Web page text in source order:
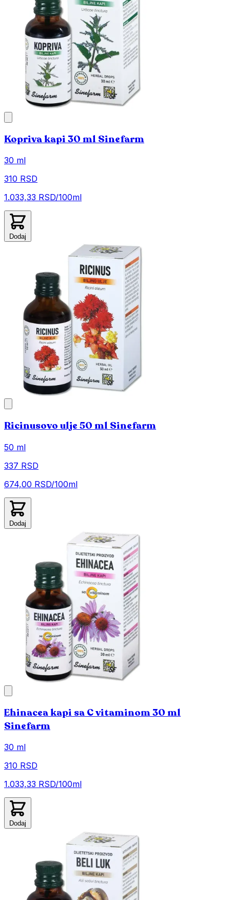
Kopriva kapi 30 ml Sinefarm
30 ml
310 RSD
1.033,33 RSD/100ml
Dodaj
Ricinusovo ulje 50 ml Sinefarm
50 ml
337 RSD
674,00 RSD/100ml
Dodaj
Ehinacea kapi sa C vitaminom 30 ml
Sinefarm
30 ml
310 RSD
1.033,33 RSD/100ml
Dodaj